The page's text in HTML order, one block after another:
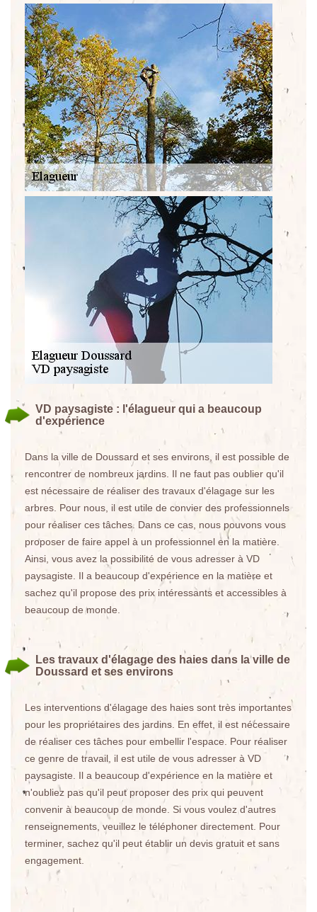
VD paysagiste : l'élagueur qui a beaucoup
d'expérience
Dans la ville de Doussard et ses environs, il est possible de
rencontrer de nombreux jardins. Il ne faut pas oublier qu'il
est nécessaire de réaliser des travaux d'élagage sur les
arbres. Pour nous, il est utile de convier des professionnels
pour réaliser ces tâches. Dans ce cas, nous pouvons vous
proposer de faire appel à un professionnel en la matière.
Ainsi, vous avez la possibilité de vous adresser à VD
paysagiste. Il a beaucoup d'expérience en la matière et
sachez qu'il propose des prix intéressants et accessibles à
beaucoup de monde.
Les travaux d'élagage des haies dans la ville de
Doussard et ses environs
Les interventions d'élagage des haies sont très importantes
pour les propriétaires des jardins. En effet, il est nécessaire
de réaliser ces tâches pour embellir l'espace. Pour réaliser
ce genre de travail, il est utile de vous adresser à VD
paysagiste. Il a beaucoup d'expérience en la matière et
n'oubliez pas qu'il peut proposer des prix qui peuvent
convenir à beaucoup de monde. Si vous voulez d'autres
renseignements, veuillez le téléphoner directement. Pour
terminer, sachez qu'il peut établir un devis gratuit et sans
engagement.